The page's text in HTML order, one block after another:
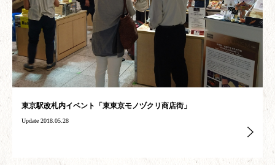
東京駅改札内イベント「東東京モノヅクリ商店街」
Update 2018.05.28